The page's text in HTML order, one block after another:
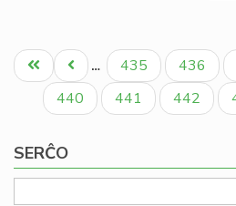
Pagination
Unua
paĝo
Antaŭa
paĝo
… Paĝo
435 Paĝo
436
Paĝo
440 Paĝo
441 Paĝo
442
SERĈO